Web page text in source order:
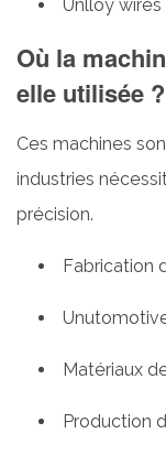
Unlloy
Où la
elle utilisée ?
Ces machines
industries
précision.
Fabrication
Matériaux
Production